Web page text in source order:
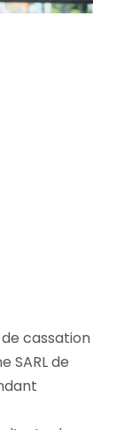
de cassation
SARL de